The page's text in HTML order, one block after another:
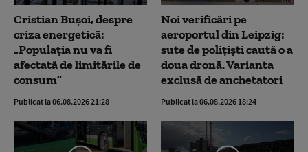
Cristian Bușoi, despre
criza energetică:
„Populația nu va fi
afectată de limitările de
consum”
Publicat la 06.08.2026 21:28
Noi verificări pe
aeroportul din Leipzig:
sute de polițiști caută o a
doua dronă. Varianta
exclusă de anchetatori
Publicat la 06.08.2026 18:24